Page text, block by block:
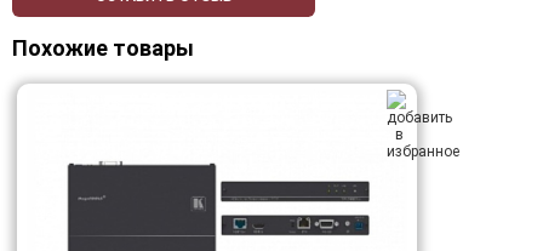
Похожие товары